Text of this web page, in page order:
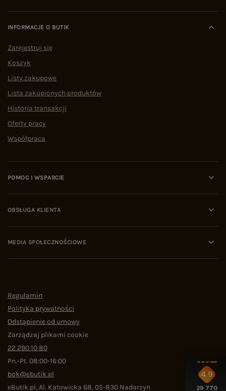
INFORMACJE O BUTIK
Zarejestruj się
Koszyk
Listy zakupowe
Lista zakupionych produktów
Historia transakcji
Oferty pracy
Współpraca
POMOC I WSPARCIE
OBSŁUGA KLIENTA
MEDIA SPOŁECZNOŚCIOWE
Regulamin
Polityka prywatności
Odstąpienie od umowy
Zarządzaj plikami cookie
22 290 10 80
Pn.-Pt. 08:00-16:00
bok@ebutik.pl
eButik.pl,Al. Katowicka 68,05-830 Nadarzyn
4.9
29 770